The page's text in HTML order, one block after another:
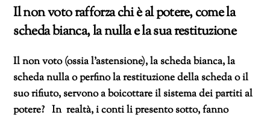
Il non voto rafforza chi è al potere, come la
scheda bianca, la nulla e la sua restituzione
Il non voto (ossia l’astensione), la scheda bianca, la
scheda nulla o perfino la restituzione della scheda o il
suo rifiuto, servono a boicottare il sistema dei partiti al
potere? In realtà, i conti li presento sotto, fanno